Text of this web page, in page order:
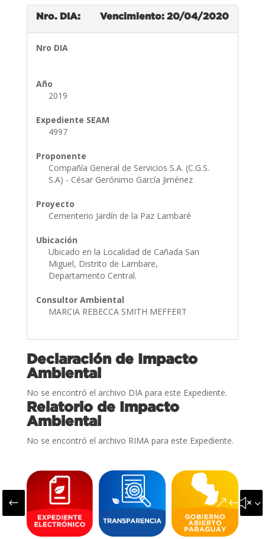
Nro. DIA: Vencimiento: 20/04/2020
Nro DIA
Año
2019
Expediente SEAM
4997
Proponente
Compañía General de Servicios S.A. (C.G.S.
S.A) - César Gerónimo García Jiménez
Proyecto
Cementerio Jardín de la Paz Lambaré
Ubicación
Ubicado en la Localidad de Cañada San
Miguel, Distrito de Lambare,
Departamento Central.
Consultor Ambiental
MARCIA REBECCA SMITH MEFFERT
Declaración de Impacto
Ambiental
No se encontró el archivo DIA para este Expediente.
Relatorio de Impacto
Ambiental
No se encontró el archivo RIMA para este Expediente.
#